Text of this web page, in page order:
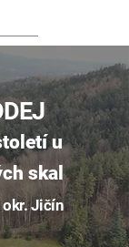
letí u
skal
okr. Jičín